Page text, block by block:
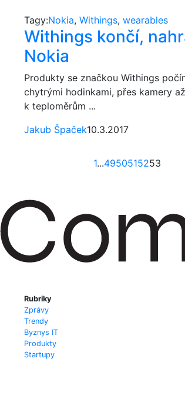
Tagy:Nokia, Withings, wearables
Withings končí,
Nokia
Produkty se značkou Withings
chytrými hodinkami, přes kamery až
k teploměrům ...
Jakub Špaček10.3.2017
1...4950515253
Rubriky
Zprávy
Trendy
Byznys IT
Produkty
Startupy